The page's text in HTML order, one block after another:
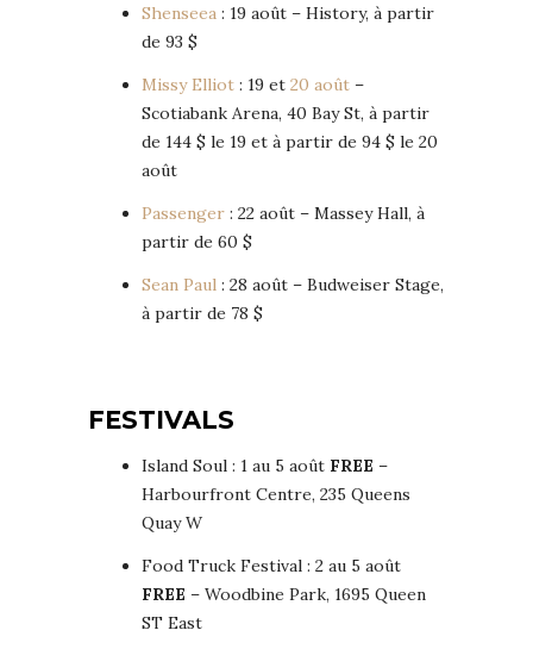
Shenseea : 19 août – History, à partir
de 93 $
Missy Elliot : 19 et 20 août –
Scotiabank Arena, 40 Bay St, à partir
de 144 $ le 19 et à partir de 94 $ le 20
août
Passenger : 22 août – Massey Hall, à
partir de 60 $
Sean Paul : 28 août – Budweiser Stage,
à partir de 78 $
FESTIVALS
Island Soul : 1 au 5 août FREE –
Harbourfront Centre, 235 Queens
Quay W
Food Truck Festival : 2 au 5 août
FREE – Woodbine Park, 1695 Queen
ST East